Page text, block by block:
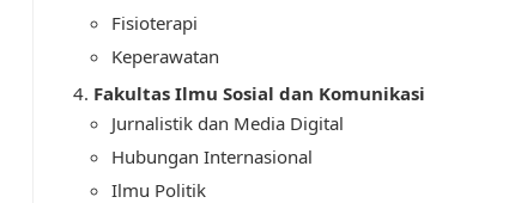
Fisioterapi
Keperawatan
Fakultas Ilmu Sosial dan Komunikasi
Jurnalistik dan Media Digital
Hubungan Internasional
Ilmu Politik